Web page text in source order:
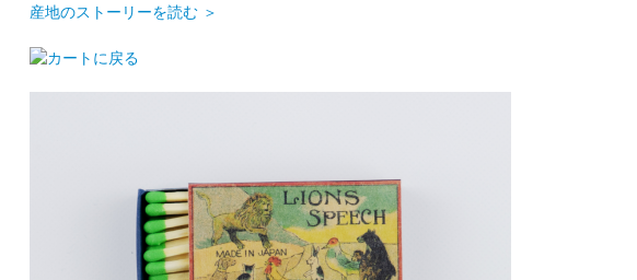
産地のストーリーを読む ＞